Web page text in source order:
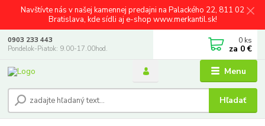
Navštívte nás v našej kamennej predajni na Palackého 22, 811 02
Bratislava, kde sídli aj e-shop www.merkantil.sk!
Menu
Hľadať
0903 233 443
Pondelok-Piatok: 9.00-17.00hod.
0 ks
za 0 €